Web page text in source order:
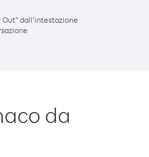
dall’intestazione
da